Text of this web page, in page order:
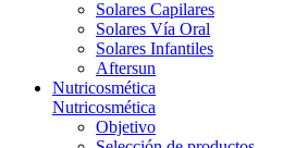
Solares Capilares
Solares Vía Oral
Solares Infantiles
Aftersun
Nutricosmética
Nutricosmética
Objetivo